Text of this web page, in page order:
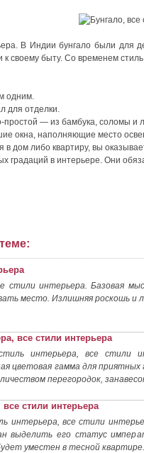
В Индии бунгало были для
к своему быту. Со временем
одним.
для отделки.
— из бамбука, соломы и
окна, наполняющие место
в дом либо квартиру, вы
градаций в интерьере. Они
стили интерьера. Базовая
место. Излишняя роскошь и
все стили интерьера
интерьера, все стили
цветовая гамма для
перегородок,
стили интерьера
интерьера, все стили
выделить его статус
уместен в тесной